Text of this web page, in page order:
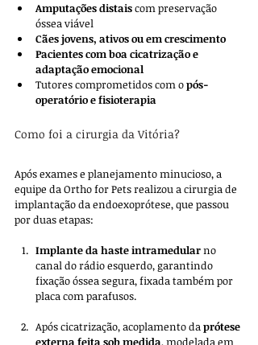
Amputações distais com preservação
óssea viável
Cães jovens, ativos ou em crescimento
Pacientes com boa cicatrização e
adaptação emocional
Tutores comprometidos com o pós-
operatório e fisioterapia
Como foi a cirurgia da Vitória?
Após exames e planejamento minucioso, a
equipe da Ortho for Pets realizou a cirurgia de
implantação da endoexoprótese, que passou
por duas etapas:
Implante da haste intramedular no
canal do rádio esquerdo, garantindo
fixação óssea segura, fixada também por
placa com parafusos.
Após cicatrização, acoplamento da prótese